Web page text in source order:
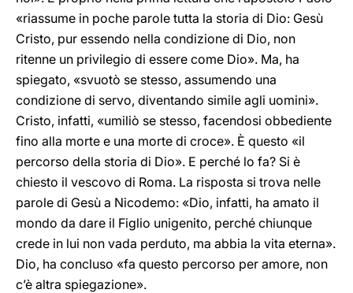
«riassume in poche parole tutta la storia di Dio: Gesù
Cristo, pur essendo nella condizione di Dio, non
ritenne un privilegio di essere come Dio». Ma, ha
spiegato, «svuotò se stesso, assumendo una
condizione di servo, diventando simile agli uomini».
Cristo, infatti, «umiliò se stesso, facendosi obbediente
fino alla morte e una morte di croce». È questo «il
percorso della storia di Dio». E perché lo fa? Si è
chiesto il vescovo di Roma. La risposta si trova nelle
parole di Gesù a Nicodemo: «Dio, infatti, ha amato il
mondo da dare il Figlio unigenito, perché chiunque
crede in lui non vada perduto, ma abbia la vita eterna».
Dio, ha concluso «fa questo percorso per amore, non
c’è altra spiegazione».